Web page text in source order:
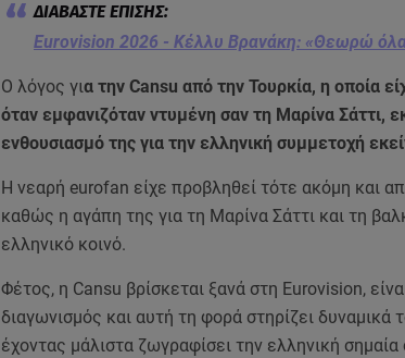
Eurovision 2026 - Κέλλυ Βρανάκη: «Θεωρώ
Ο λόγος για την Cansu από την Τουρκία, η οποία
όταν εμφανιζόταν ντυμένη σαν τη Μαρίνα Σάττι,
ενθουσιασμό της για την ελληνική συμμετοχή
Η νεαρή eurofan είχε προβληθεί τότε ακόμη και
καθώς η αγάπη της για τη Μαρίνα Σάττι και τη
ελληνικό κοινό.
Φέτος, η Cansu βρίσκεται ξανά στη Eurovision,
διαγωνισμός και αυτή τη φορά στηρίζει δυναμικά
έχοντας μάλιστα ζωγραφίσει την ελληνική σημαία